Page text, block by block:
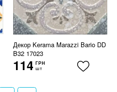
Декор Kerama Marazzi Bario DD
B32 17023
114 ГРН
шт